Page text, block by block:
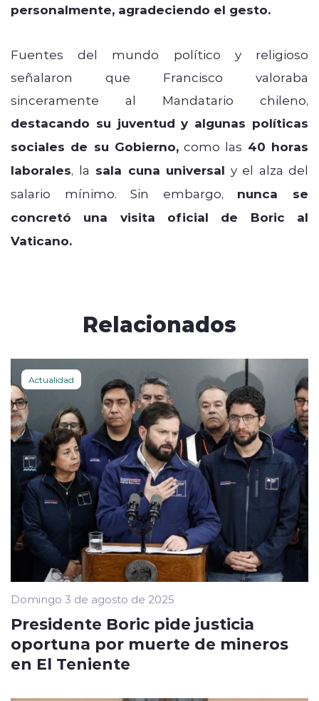
personalmente, agradeciendo el gesto.
Fuentes del mundo político y religioso
señalaron que Francisco valoraba
sinceramente al Mandatario chileno,
destacando su juventud y algunas políticas
sociales de su Gobierno,como las 40 horas
laborales, la sala cuna universal y el alza del
salario mínimo. Sin embargo, nunca se
concretó una visita oficial de Boric al
Vaticano.
Relacionados
Actualidad
Domingo 3 de agosto de 2025
Presidente Boric pide justicia
oportuna por muerte de mineros
en El Teniente